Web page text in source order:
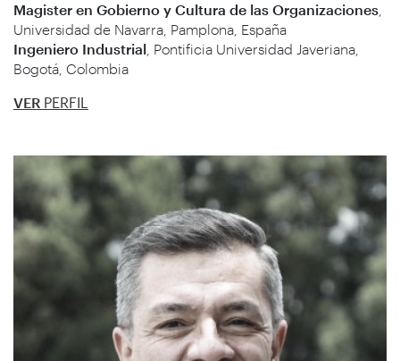
Magister en Gobierno y Cultura de las Organizaciones
Universidad de Navarra, Pamplona, España
Ingeniero Industrial , Pontificia Universidad Javeriana,
Bogotá, Colombia
VER PERFIL